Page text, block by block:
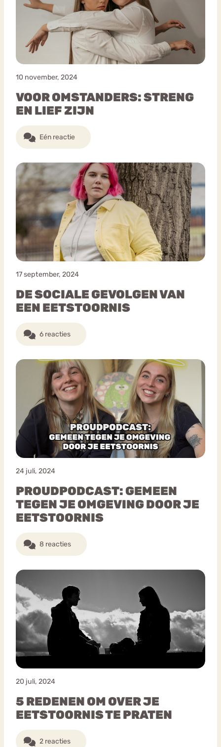
10 november, 2024
VOOR OMSTANDERS: STRENG
EN LIEF ZIJN
Eén reactie
17 september, 2024
DE SOCIALE GEVOLGEN VAN
EEN EETSTOORNIS
6 reacties
24 juli, 2024
PROUDPODCAST: GEMEEN
TEGEN JE OMGEVING DOOR JE
EETSTOORNIS
8 reacties
20 juli, 2024
5 REDENEN OM OVER JE
EETSTOORNIS TE PRATEN
2 reacties